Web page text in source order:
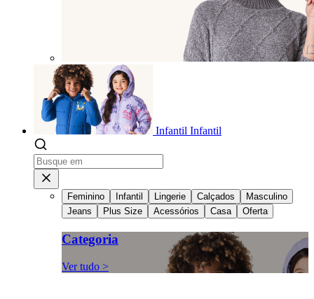
Infantil Infantil
Feminino Infantil Lingerie Calçados
Masculino
Jeans
Plus Size Acessórios Casa Oferta
Categoria
Ver tudo >